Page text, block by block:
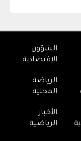
الشؤون
الإقتصادية
الرياضة
المحلية
الأخبار
الرياضية